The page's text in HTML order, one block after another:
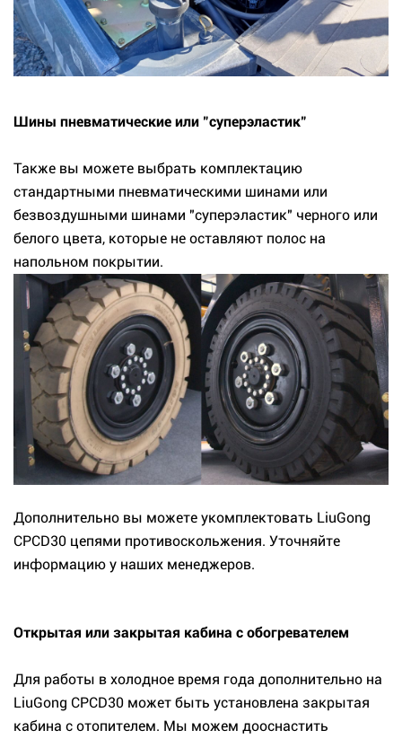
Шины пневматические или "суперэластик"
Также вы можете выбрать комплектацию
стандартными пневматическими шинами или
безвоздушными шинами "суперэластик" черного или
белого цвета, которые не оставляют полос на
напольном покрытии.
Дополнительно вы можете укомплектовать LiuGong
CPCD30 цепями противоскольжения. Уточняйте
информацию у наших менеджеров.
Открытая или закрытая кабина с обогревателем
Для работы в холодное время года дополнительно на
LiuGong CPCD30 может быть установлена закрытая
кабина с отопителем. Мы можем дооснастить